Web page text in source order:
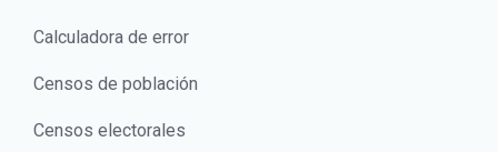
Calculadora de error
Censos de población
Censos electorales